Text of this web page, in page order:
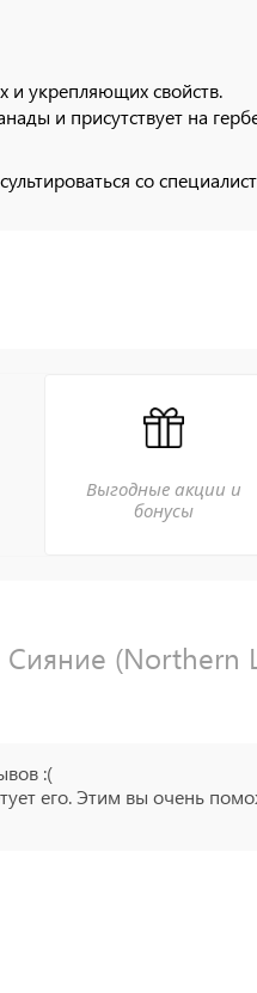
и укрепляющих свойств.
и присутствует на
со
Выгодные акции и
бонусы
(Northern
:(
его. Этим вы очень